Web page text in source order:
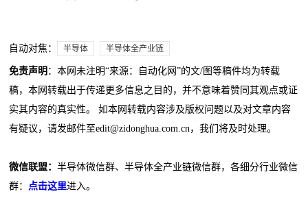
自动对焦： 半导体 半导体全产业链
免责声明 ：本网未注明“来源：自动化网”的文/图等稿件均为转载
稿，本网转载出于传递更多信息之目的，并不意味着赞同其观点或证
实其内容的真实性。 如本网转载内容涉及版权问题以及对文章内容
有疑议，请发邮件至edit@zidonghua.com.cn，我们将及时处理。
微信联盟：半导体微信群、半导体全产业链微信群，各细分行业微信
群：
点击这里进入。